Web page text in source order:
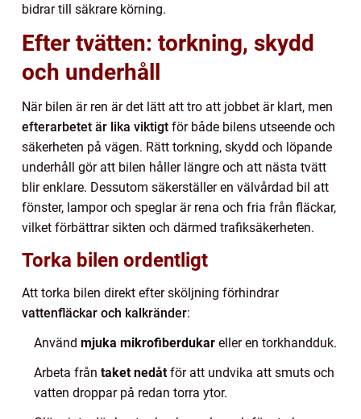
bidrar till säkrare körning.
Efter tvätten: torkning, skydd
och underhåll
När bilen är ren är det lätt att tro att jobbet är klart, men
efterarbetet är lika viktigt för både bilens utseende och
säkerheten på vägen. Rätt torkning, skydd och löpande
underhåll gör att bilen håller längre och att nästa tvätt
blir enklare. Dessutom säkerställer en välvårdad bil att
fönster, lampor och speglar är rena och fria från fläckar,
vilket förbättrar sikten och därmed trafiksäkerheten.
Torka bilen ordentligt
Att torka bilen direkt efter sköljning förhindrar
vattenfläckar och kalkränder:
Använd mjuka mikrofiberdukar eller en torkhandduk.
Arbeta från taket nedåtför att undvika att smuts och
vatten droppar på redan torra ytor.